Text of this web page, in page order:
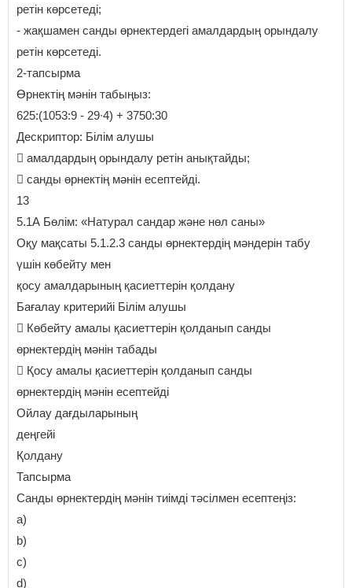
ретін көрсетеді;
- жақшамен санды өрнектердегі амалдардың орындалу
ретін көрсетеді.
2-тапсырма
Өрнектің мәнін табыңыз:
625:(1053:9 - 29∙4) + 3750:30
Дескриптор: Білім алушы
 амалдардың орындалу ретін анықтайды;
 cанды өрнектің мәнін есептейді.
13
5.1А Бөлім: «Натурал сандар және нөл саны»
Оқу мақсаты 5.1.2.3 санды өрнектердің мәндерін табу
үшін көбейту мен
қосу амалдарының қасиеттерін қолдану
Бағалау критерийі Білім алушы
 Көбейту амалы қасиеттерін қолданып санды
өрнектердің мәнін табады
 Қосу амалы қасиеттерін қолданып санды
өрнектердің мәнін есептейді
Ойлау дағдыларының
деңгейі
Қолдану
Тапсырма
Санды өрнектердің мәнін тиімді тәсілмен есептеңіз:
a)
b)
c)
d)